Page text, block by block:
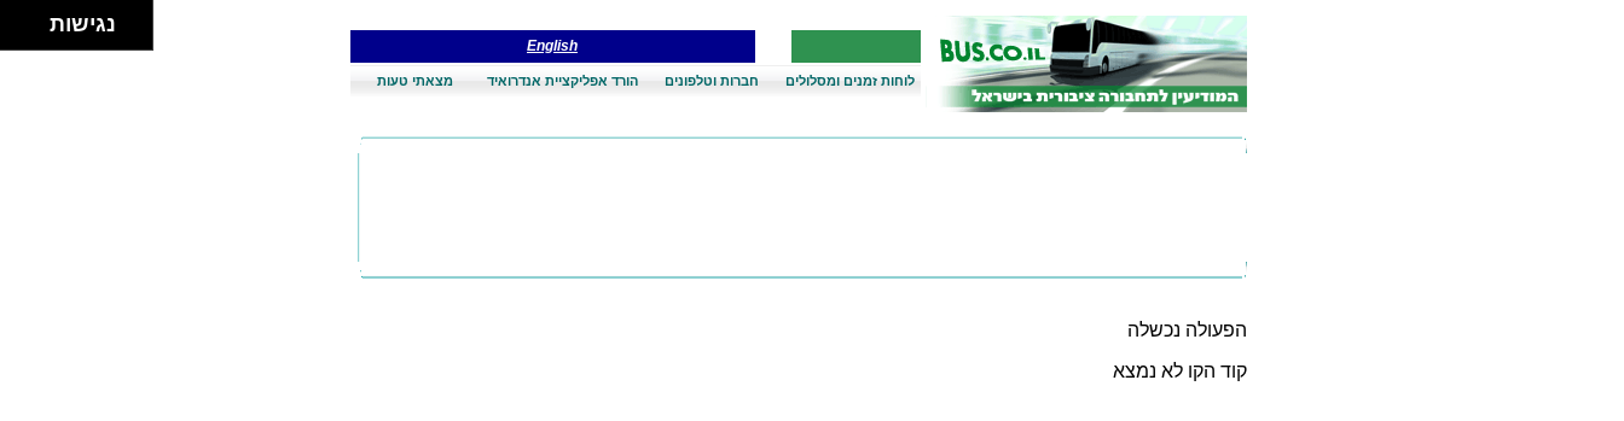
English
לוחות זמנים ומסלולים חברות וטלפונים הורד אפליקציית אנדרואיד מצאתי טעות
הפעולה נכשלה
קוד הקו לא נמצא
נגישות